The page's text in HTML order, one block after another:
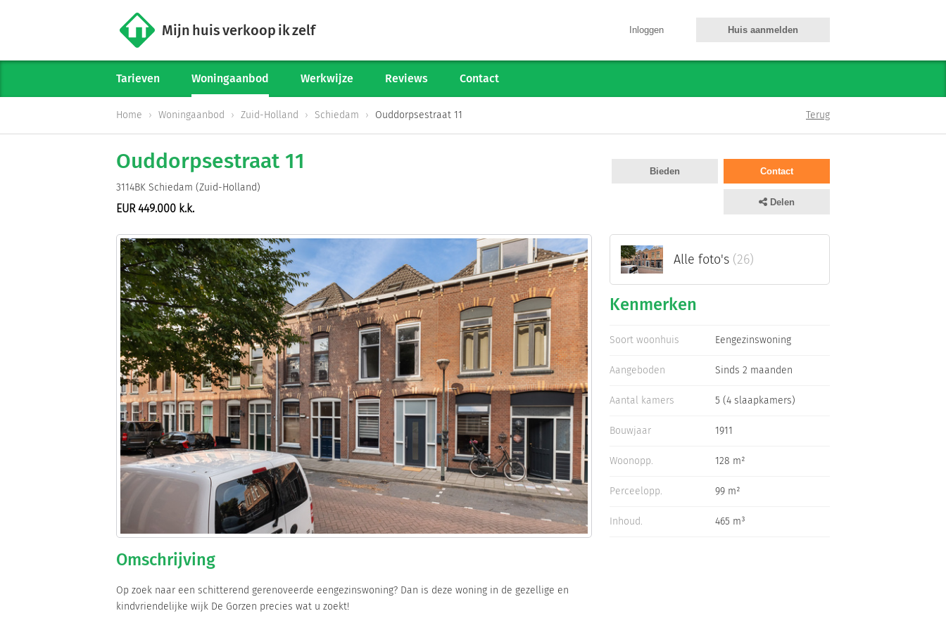
Woningaanbod
Werkwijze
Verkoop starten
Informatiegesprek
Inloggen
Mijn huis verkoop ik zelf Inloggen Huis aanmelden
Tarieven Woningaanbod Werkwijze Reviews Contact
Home Woningaanbod Zuid-Holland Schiedam Ouddorpsestraat 11 Terug
Ouddorpsestraat 11
3114BK Schiedam (Zuid-Holland)
EUR 449.000 k.k.
Contact
Bieden
Delen
Alle foto's (26)
Kenmerken
Soort woonhuis Eengezinswoning
Aangeboden Sinds 2 maanden
Aantal kamers 5 (4 slaapkamers)
Bouwjaar 1911
Woonopp. 128 m²
Perceelopp. 99 m²
Inhoud. 465 m³
Omschrijving
Op zoek naar een schitterend gerenoveerde eengezinswoning? Dan is deze woning in de gezellige en
kindvriendelijke wijk De Gorzen precies wat u zoekt!